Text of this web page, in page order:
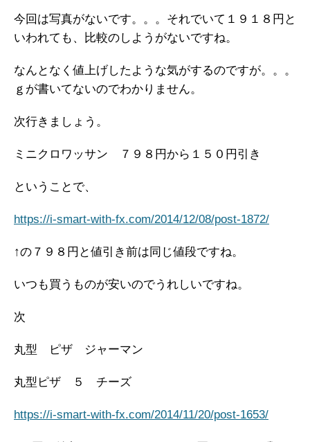
今回は写真がないです。。。それでいて１９１８円と
いわれても、比較のしようがないですね。
なんとなく値上げしたような気がするのですが。。。
ｇが書いてないのでわかりません。
次行きましょう。
ミニクロワッサン ７９８円から１５０円引き
ということで、
https://i-smart-with-fx.com/2014/12/08/post-1872/
↑の７９８円と値引き前は同じ値段ですね。
いつも買うものが安いのでうれしいですね。
次
丸型 ピザ ジャーマン
丸型ピザ ５ チーズ
https://i-smart-with-fx.com/2014/11/20/post-1653/